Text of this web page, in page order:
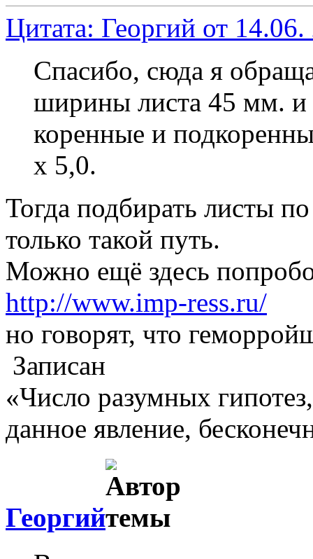
Цитата: Георгий от
Спасибо, сюда я
ширины листа 45 мм.
коренные и
х 5,0.
Тогда подбирать листы
только такой путь.
Можно ещё здесь
http://www.imp-ress.ru/
но говорят, что
Записан
«Число разумных
данное явление,
Георгий